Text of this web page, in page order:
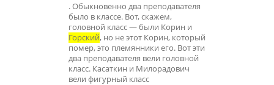
. Обыкновенно два преподавателя
было в классе. Вот, скажем,
головной класс — были Корин и
Горский, но не этот Корин, который
помер, это племянники его. Вот эти
два преподавателя вели головной
класс. Касаткин и Милорадович
вели фигурный класс